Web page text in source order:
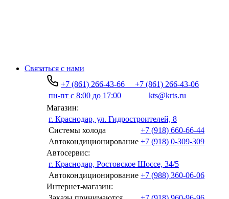
Связаться с нами
+7 (861) 266-43-66
+7 (861) 266-43-06
пн-пт с 8:00 до 17:00
kts@krts.ru
Магазин:
г. Краснодар, ул. Гидростроителей, 8
Системы холода
+7 (918) 660-66-44
Автокондиционирование +7 (918) 0-309-309
Автосервис:
г. Краснодар, Ростовское Шоссе, 34/5
Автокондиционирование +7 (988) 360-06-06
Интернет-магазин: